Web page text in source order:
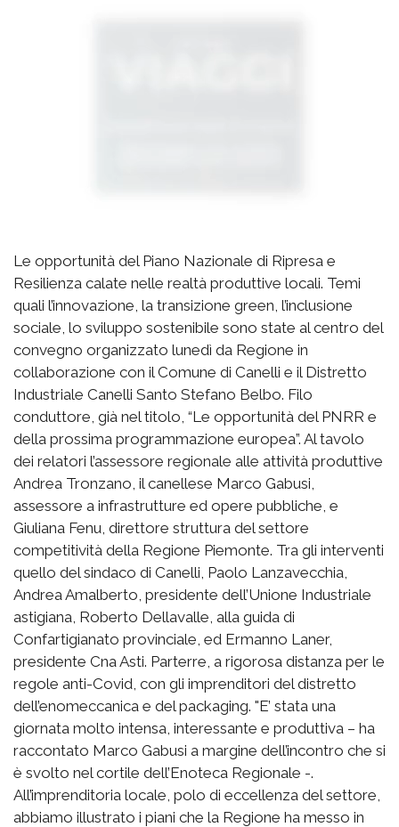
Le opportunità del Piano Nazionale di Ripresa e
Resilienza calate nelle realtà produttive locali. Temi
quali l’innovazione, la transizione green, l’inclusione
sociale, lo sviluppo sostenibile sono state al centro del
convegno organizzato lunedì da Regione in
collaborazione con il Comune di Canelli e il Distretto
Industriale Canelli Santo Stefano Belbo. Filo
conduttore, già nel titolo, “Le opportunità del PNRR e
della prossima programmazione europea”. Al tavolo
dei relatori l’assessore regionale alle attività produttive
Andrea Tronzano, il canellese Marco Gabusi,
assessore a infrastrutture ed opere pubbliche, e
Giuliana Fenu, direttore struttura del settore
competitività della Regione Piemonte. Tra gli interventi
quello del sindaco di Canelli, Paolo Lanzavecchia,
Andrea Amalberto, presidente dell’Unione Industriale
astigiana, Roberto Dellavalle, alla guida di
Confartigianato provinciale, ed Ermanno Laner,
presidente Cna Asti. Parterre, a rigorosa distanza per le
regole anti-Covid, con gli imprenditori del distretto
dell’enomeccanica e del packaging. "E’ stata una
giornata molto intensa, interessante e produttiva – ha
raccontato Marco Gabusi a margine dell’incontro che si
è svolto nel cortile dell’Enoteca Regionale -.
All’imprenditoria locale, polo di eccellenza del settore,
abbiamo illustrato i piani che la Regione ha messo in